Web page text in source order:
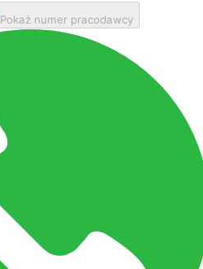
Pokaż numer pracodawcy